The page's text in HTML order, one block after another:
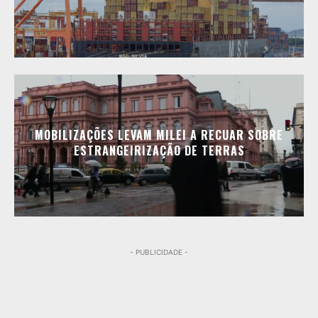
MOBILIZAÇÕES LEVAM MILEI A RECUAR SOBRE
ESTRANGEIRIZAÇÃO DE TERRAS
- PUBLICIDADE -